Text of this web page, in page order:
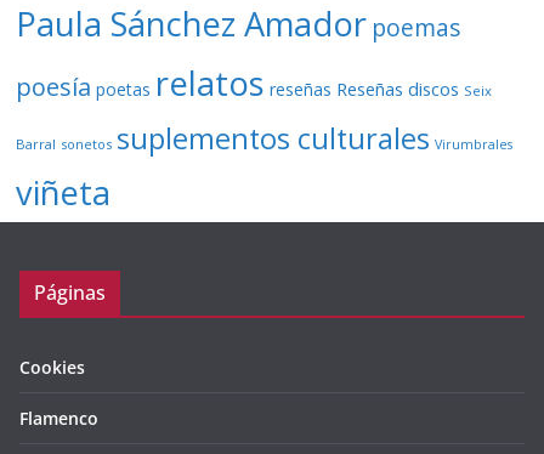
Paula Sánchez Amador poemas
poesía poetas relatos reseñas Reseñas discos Seix
Barral sonetos suplementos culturales Virumbrales
viñeta
Páginas
Cookies
Flamenco